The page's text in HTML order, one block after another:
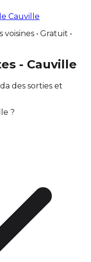
Cauville
• Gratuit •
- Cauville
des sorties et
?